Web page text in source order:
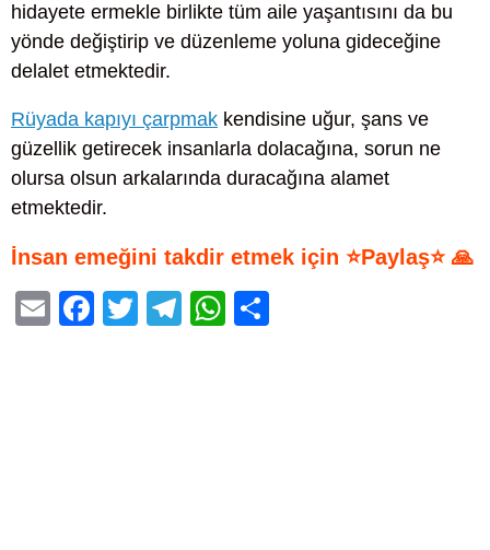
hidayete ermekle birlikte tüm aile yaşantısını da bu
yönde değiştirip ve düzenleme yoluna gideceğine
delalet etmektedir.
Rüyada kapıyı çarpmak kendisine uğur, şans ve
güzellik getirecek insanlarla dolacağına, sorun ne
olursa olsun arkalarında duracağına alamet
etmektedir.
İnsan emeğini takdir etmek için ⭐Paylaş⭐ 🙏
E
F
T
T
W